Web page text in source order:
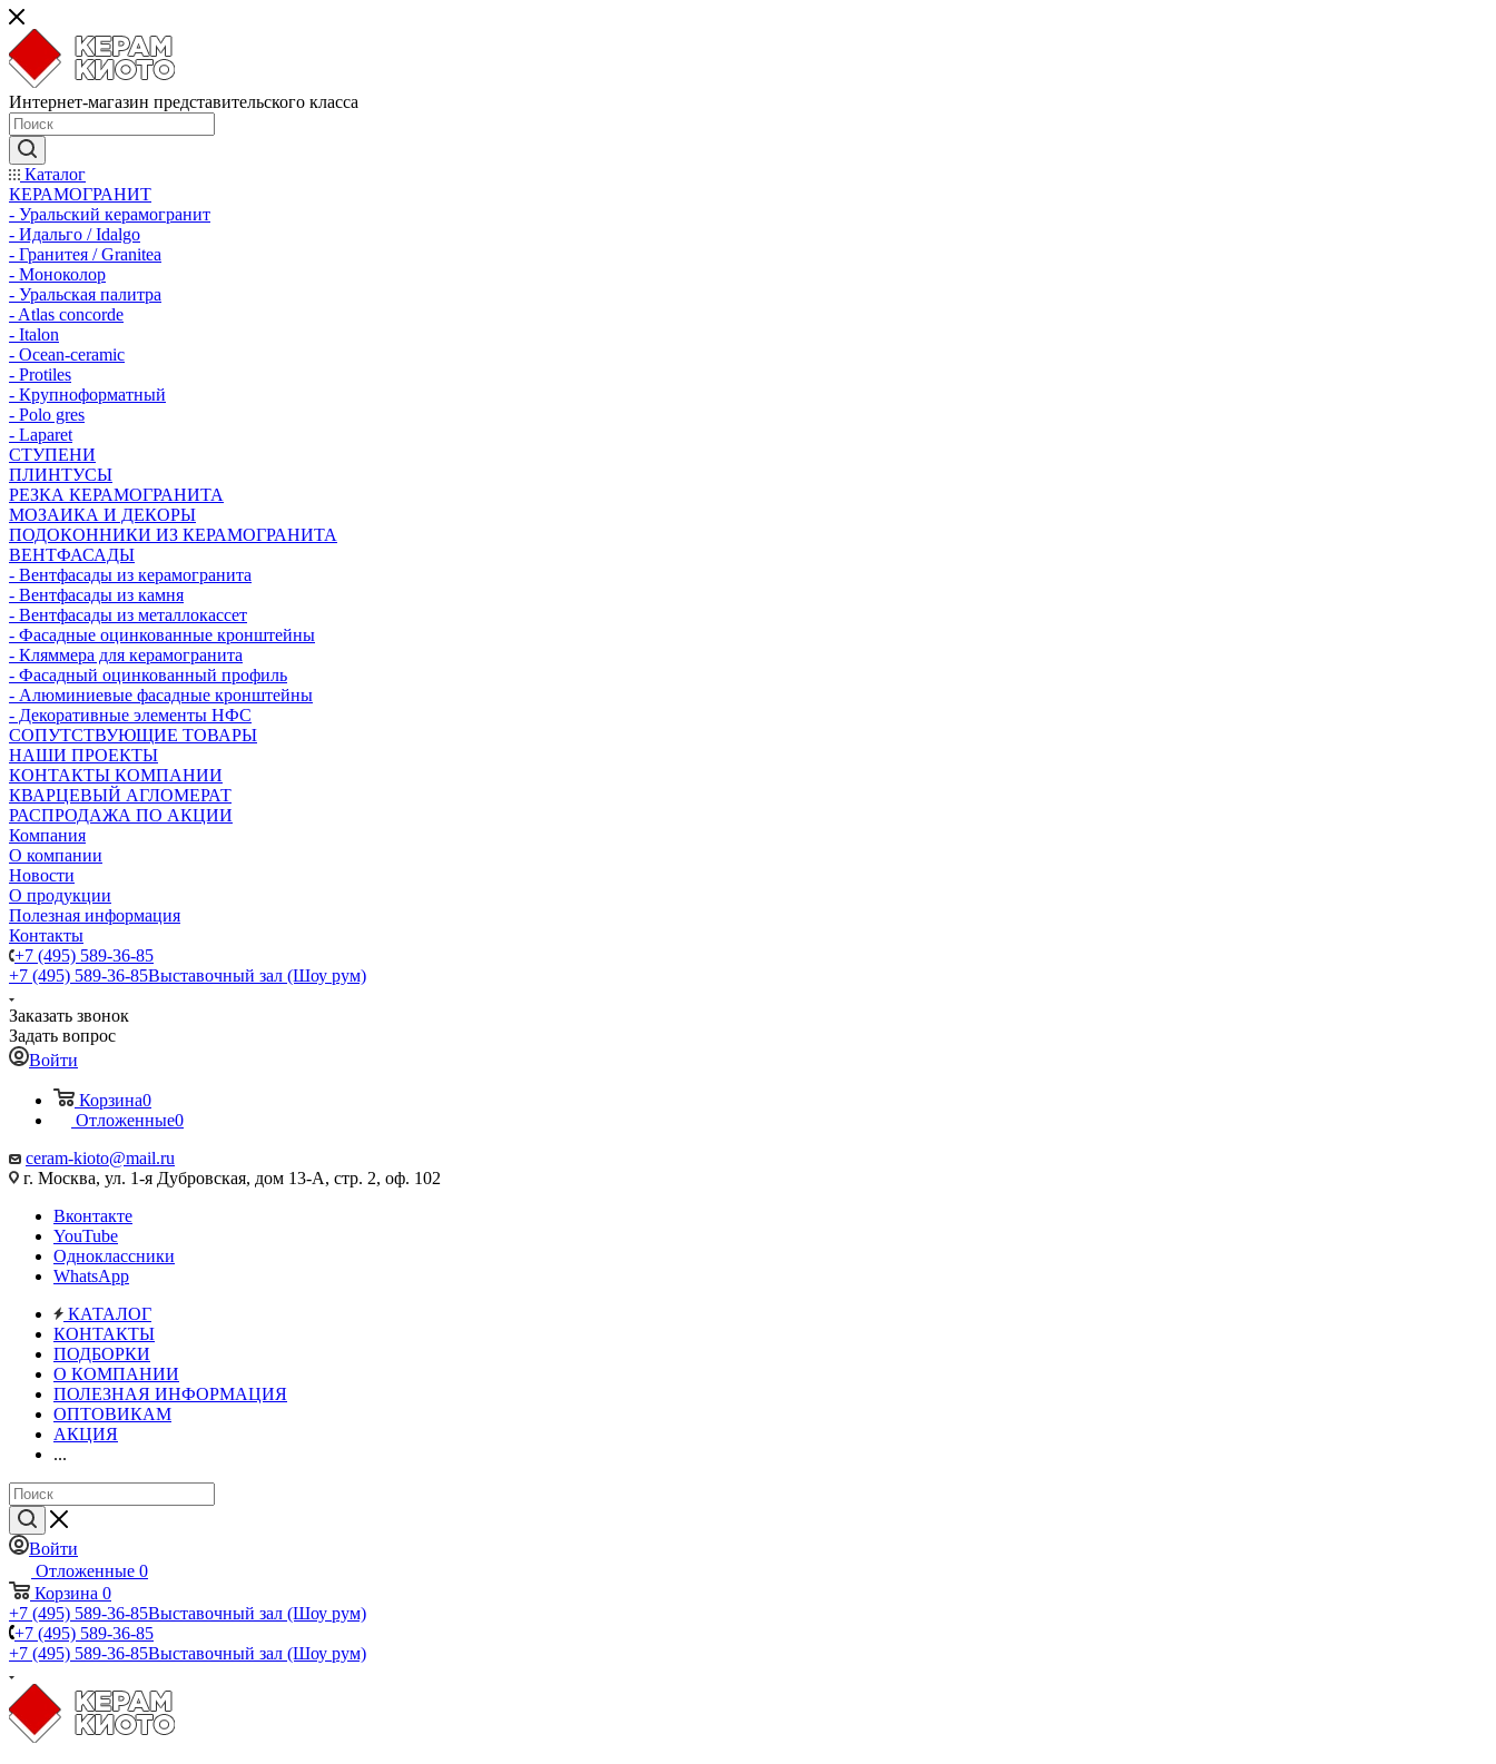
Интернет-магазин представительского класса
Каталог
КЕРАМОГРАНИТ
- Уральский керамогранит
- Идальго / Idalgo
- Гранитея / Granitea
- Моноколор
- Уральская палитра
- Atlas concorde
- Italon
- Ocean-ceramic
- Protiles
- Крупноформатный
- Polo gres
- Laparet
СТУПЕНИ
ПЛИНТУСЫ
РЕЗКА КЕРАМОГРАНИТА
МОЗАИКА И ДЕКОРЫ
ПОДОКОННИКИ ИЗ КЕРАМОГРАНИТА
ВЕНТФАСАДЫ
- Вентфасады из керамогранита
- Вентфасады из камня
- Вентфасады из металлокассет
- Фасадные оцинкованные кронштейны
- Кляммера для керамогранита
- Фасадный оцинкованный профиль
- Алюминиевые фасадные кронштейны
- Декоративные элементы НФС
СОПУТСТВУЮЩИЕ ТОВАРЫ
НАШИ ПРОЕКТЫ
КОНТАКТЫ КОМПАНИИ
КВАРЦЕВЫЙ АГЛОМЕРАТ
РАСПРОДАЖА ПО АКЦИИ
Компания
О компании
Новости
О продукции
Полезная информация
Контакты
+7 (495) 589-36-85
+7 (495) 589-36-85Выставочный зал (Шоу рум)
Заказать звонок
Задать вопрос
Войти
Корзина0
Отложенные0
ceram-kioto@mail.ru
г. Москва, ул. 1-я Дубровская, дом 13-А, стр. 2, оф. 102
Вконтакте
YouTube
Одноклассники
WhatsApp
КАТАЛОГ
КОНТАКТЫ
ПОДБОРКИ
О КОМПАНИИ
ПОЛЕЗНАЯ ИНФОРМАЦИЯ
ОПТОВИКАМ
АКЦИЯ
...
Войти
Отложенные 0
Корзина 0
+7 (495) 589-36-85Выставочный зал (Шоу рум)
+7 (495) 589-36-85
+7 (495) 589-36-85Выставочный зал (Шоу рум)